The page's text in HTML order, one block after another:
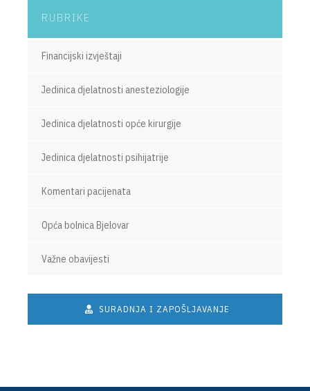
RUBRIKE
Financijski izvještaji
Jedinica djelatnosti anesteziologije
Jedinica djelatnosti opće kirurgije
Jedinica djelatnosti psihijatrije
Komentari pacijenata
Opća bolnica Bjelovar
Važne obavijesti
SURADNJA I ZAPOŠLJAVANJE